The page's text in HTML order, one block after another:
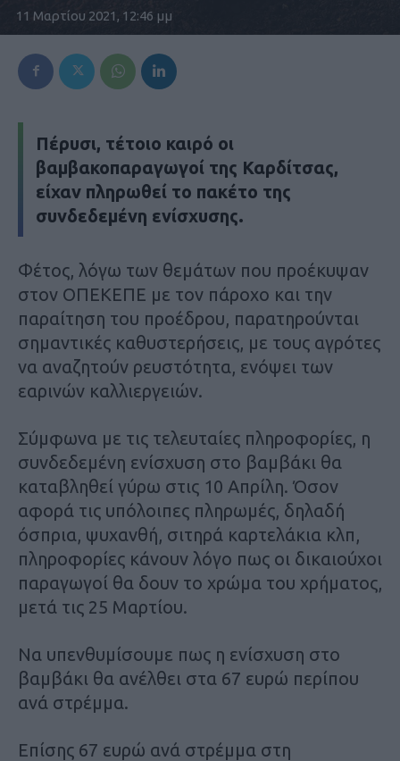
11 Μαρτίου 2021, 12:46 μμ
Πέρυσι, τέτοιο καιρό οι
βαμβακοπαραγωγοί της Καρδίτσας,
είχαν πληρωθεί το πακέτο της
συνδεδεμένη ενίσχυσης.
Φέτος, λόγω των θεμάτων που προέκυψαν
στον ΟΠΕΚΕΠΕ με τον πάροχο και την
παραίτηση του προέδρου, παρατηρούνται
σημαντικές καθυστερήσεις, με τους αγρότες
να αναζητούν ρευστότητα, ενόψει των
εαρινών καλλιεργειών.
Σύμφωνα με τις τελευταίες πληροφορίες, η
συνδεδεμένη ενίσχυση στο βαμβάκι θα
καταβληθεί γύρω στις 10 Απρίλη. Όσον
αφορά τις υπόλοιπες πληρωμές, δηλαδή
όσπρια, ψυχανθή, σιτηρά καρτελάκια κλπ,
πληροφορίες κάνουν λόγο πως οι δικαιούχοι
παραγωγοί θα δουν το χρώμα του χρήματος,
μετά τις 25 Μαρτίου.
Να υπενθυμίσουμε πως η ενίσχυση στο
βαμβάκι θα ανέλθει στα 67 ευρώ περίπου
ανά στρέμμα.
Επίσης 67 ευρώ ανά στρέμμα στη